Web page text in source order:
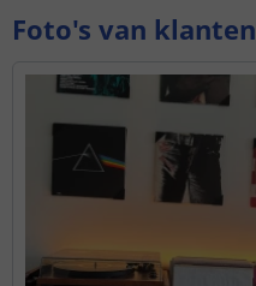
Foto's van klanten